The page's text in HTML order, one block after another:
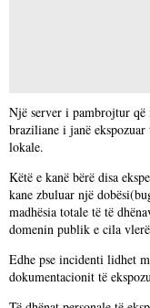
Një server i pambrojtur
braziliane i janë
lokale.
Këtë e kanë bërë disa
kane zbuluar një
madhësia totale të të
domenin publik e cila
Edhe pse incidenti lidhet
dokumentacionit të